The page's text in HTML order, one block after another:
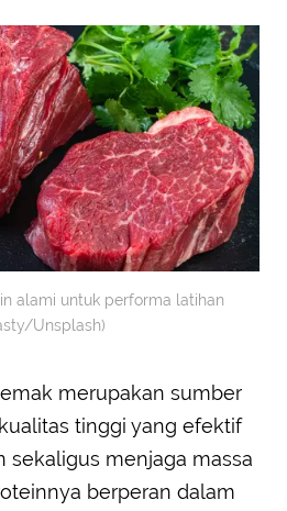
alami untuk performa latihan
Unsplash)
merupakan sumber
tinggi yang efektif
sekaligus menjaga massa
berperan dalam